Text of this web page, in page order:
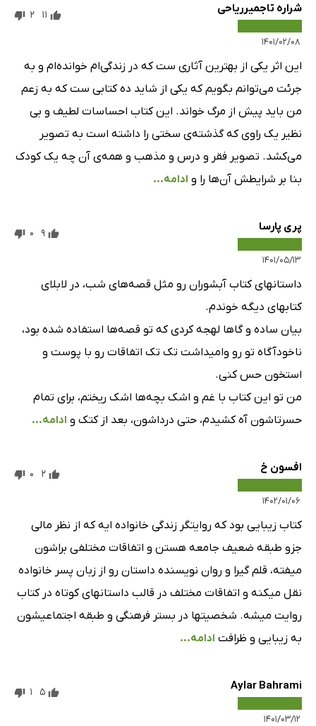
شراره تاجمیرریاحی
۱۴۰۱/۰۲/۰۸
11
2
این اثر یکی از بهترین آثاری ست که در زندگی‌ام خوانده‌ام و به
جرئت می‌توانم بگویم که یکی از شاید ده کتابی ست که به زعم
من باید پیش از مرگ خواند. این کتاب احساسات لطیف و بی
نظیر یک راوی که گذشته‌ی سختی را داشته است به تصویر
می‌کشد. تصویر فقر و درس و مذهب و همه‌ی آن چه یک کودک
بنا بر شرایطش آن‌ها را و ادامه...
پری پارسا
۱۴۰۱/۰۵/۱۳
9
0
داستانهای کتاب آبشوران رو مثل قصه‌های شب، در لابلای
کتابهای دیگه خوندم.
بیان ساده و گاها لهجه کردی که تو قصه‌ها استفاده شده بود،
ناخودآگاه تو رو وامیداشت تک تک اتفاقات رو با پوست و
استخون حس کنی.
من تو این کتاب با غم و اشک بچه‌ها اشک ریختم، برای تمام
حسرتاشون آه کشیدم، حتی درداشون، بعد از کتک و ادامه...
افسون خ
۱۴۰۲/۰۱/۰۶
2
0
کتاب زیبایی بود که روایتگر زندگی خانواده ایه که از نظر مالی
جزو طبقه ضعیف جامعه هستن و اتفاقات مختلفی براشون
میفته، قلم گیرا و روان نویسنده داستان رو از زبان پسر خانواده
نقل میکنه و اتفاقات مختلف در قالب داستانهای کوتاه در کتاب
روایت میشه. شخصیتها در بستر فرهنگی و طبقه اجتماعیشون
به زیبایی و ظرافت ادامه...
Aylar Bahrami
۱۴۰۱/۰۳/۱۲
5
1